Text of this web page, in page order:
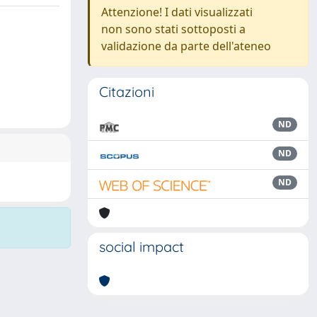
Attenzione! I dati visualizzati
non sono stati sottoposti a
validazione da parte dell'ateneo
Citazioni
ND
ND
ND
social impact